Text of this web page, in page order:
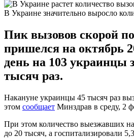
В Украине значительно выросло
Пик вызовов скорой
пришелся на октябрь
день на 103 украинцы
тысяч раз.
Накануне украинцы 45 тысяч раз
этом сообщает Минздрав в среду, 2
При этом количество выезжавших
до 20 тысяч, а госпитализировали